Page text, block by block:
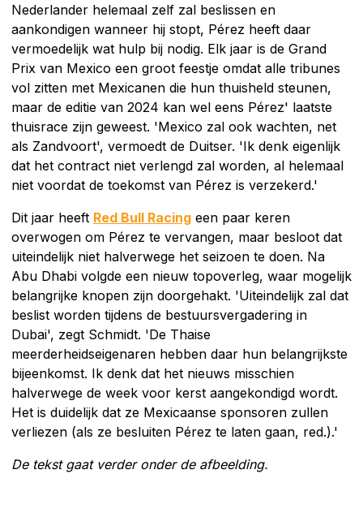
Nederlander helemaal zelf zal beslissen en
aankondigen wanneer hij stopt, Pérez heeft daar
vermoedelijk wat hulp bij nodig. Elk jaar is de Grand
Prix van Mexico een groot feestje omdat alle tribunes
vol zitten met Mexicanen die hun thuisheld steunen,
maar de editie van 2024 kan wel eens Pérez' laatste
thuisrace zijn geweest. 'Mexico zal ook wachten, net
als Zandvoort', vermoedt de Duitser. 'Ik denk eigenlijk
dat het contract niet verlengd zal worden, al helemaal
niet voordat de toekomst van Pérez is verzekerd.'
Dit jaar heeft Red Bull Racing een paar keren
overwogen om Pérez te vervangen, maar besloot dat
uiteindelijk niet halverwege het seizoen te doen. Na
Abu Dhabi volgde een nieuw topoverleg, waar mogelijk
belangrijke knopen zijn doorgehakt. 'Uiteindelijk zal dat
beslist worden tijdens de bestuursvergadering in
Dubai', zegt Schmidt. 'De Thaise
meerderheidseigenaren hebben daar hun belangrijkste
bijeenkomst. Ik denk dat het nieuws misschien
halverwege de week voor kerst aangekondigd wordt.
Het is duidelijk dat ze Mexicaanse sponsoren zullen
verliezen (als ze besluiten Pérez te laten gaan, red.).'
De tekst gaat verder onder de afbeelding.